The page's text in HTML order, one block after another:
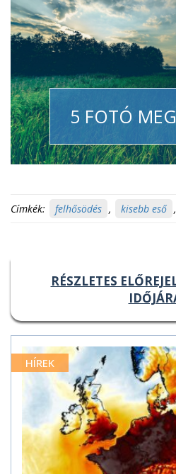
5 FOTÓ
Címkék: felhősödés , kisebb eső ,
RÉSZLETES
HÍREK